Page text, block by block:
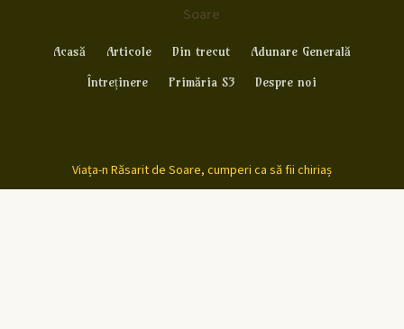
Soare
Acasă Articole Din trecut
Adunare Generală
Întreținere
Primăria S3 Despre noi
Viața-n Răsarit de Soare, cumperi ca să fii chiriaș